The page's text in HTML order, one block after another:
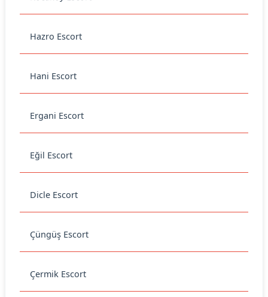
Hazro Escort
Hani Escort
Ergani Escort
Eğil Escort
Dicle Escort
Çüngüş Escort
Çermik Escort